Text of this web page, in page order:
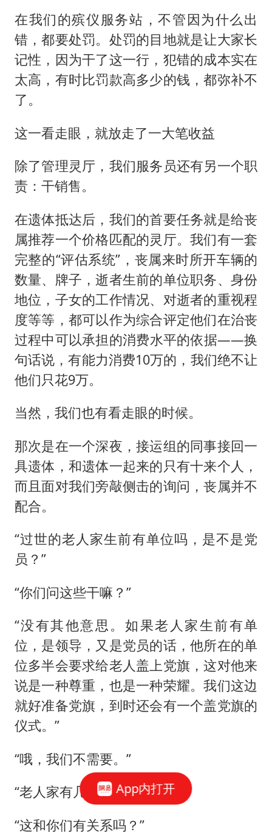
在我们的殡仪服务站，不管因为什么出
错，都要处罚。处罚的目地就是让大家长
记性，因为干了这一行，犯错的成本实在
太高，有时比罚款高多少的钱，都弥补不
了。
这一看走眼，就放走了一大笔收益
除了管理灵厅，我们服务员还有另一个职
责：干销售。
在遗体抵达后，我们的首要任务就是给丧
属推荐一个价格匹配的灵厅。我们有一套
完整的“评估系统”，丧属来时所开车辆的
数量、牌子，逝者生前的单位职务、身份
地位，子女的工作情况、对逝者的重视程
度等等，都可以作为综合评定他们在治丧
过程中可以承担的消费水平的依据——换
句话说，有能力消费10万的，我们绝不让
他们只花9万。
当然，我们也有看走眼的时候。
那次是在一个深夜，接运组的同事接回一
具遗体，和遗体一起来的只有十来个人，
而且面对我们旁敲侧击的询问，丧属并不
配合。
“过世的老人家生前有单位吗，是不是党
员？”
“你们问这些干嘛？”
“没有其他意思。如果老人家生前有单
位，是领导，又是党员的话，他所在的单
位多半会要求给老人盖上党旗，这对他来
说是一种尊重，也是一种荣耀。我们这边
就好准备党旗，到时还会有一个盖党旗的
仪式。”
“哦，我们不需要。”
“老人家有几个子女？”
“这和你们有关系吗？”
App内打开